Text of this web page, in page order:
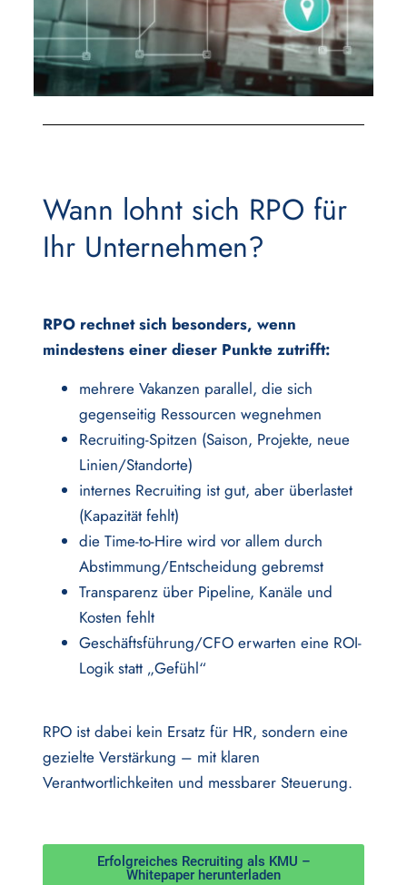
Wann lohnt sich RPO für
Ihr Unternehmen?
RPO rechnet sich besonders, wenn
mindestens einer dieser Punkte zutrifft:
mehrere Vakanzen parallel, die sich
gegenseitig Ressourcen wegnehmen
Recruiting-Spitzen (Saison, Projekte, neue
Linien/Standorte)
internes Recruiting ist gut, aber überlastet
(Kapazität fehlt)
die Time-to-Hire wird vor allem durch
Abstimmung/Entscheidung gebremst
Transparenz über Pipeline, Kanäle und
Kosten fehlt
Geschäftsführung/CFO erwarten eine ROI-
Logik statt „Gefühl“
RPO ist dabei kein Ersatz für HR, sondern eine
gezielte Verstärkung – mit klaren
Verantwortlichkeiten und messbarer Steuerung.
Erfolgreiches Recruiting als KMU –
Whitepaper herunterladen